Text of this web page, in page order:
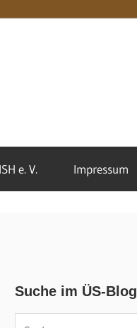
e. V. Impressum
Suche im ÜS-Blog